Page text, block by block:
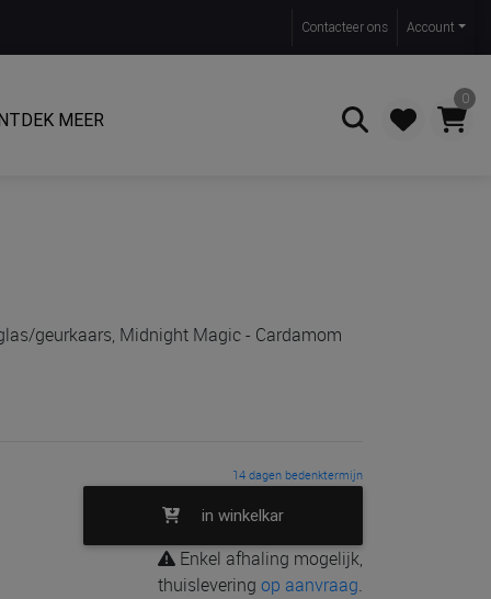
Contacteer ons Account
MEER
0
geurkaars, Midnight Magic - Cardamom
14 dagen bedenktermijn
in winkelkar
Enkel afhaling mogelijk,
thuislevering op aanvraag.